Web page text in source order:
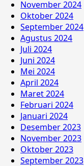
November 2024
Oktober 2024
September 2024
Agustus 2024
Juli 2024
Juni 2024
Mei 2024
April 2024
Maret 2024
Februari 2024
Januari 2024
Desember 2023
November 2023
Oktober 2023
September 2023